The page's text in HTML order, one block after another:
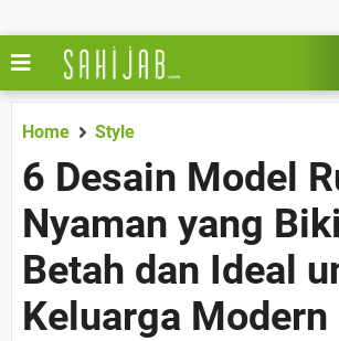
Home Style
6 Desain Model
Nyaman yang
Betah dan Ideal
Keluarga Modern